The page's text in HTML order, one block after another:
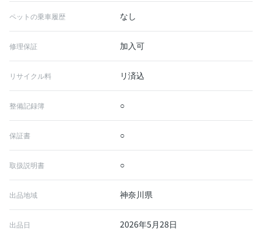
ペットの乗車履歴 なし
修理保証 加入可
リサイクル料 リ済込
整備記録簿 ○
保証書 ○
取扱説明書 ○
出品地域 神奈川県
出品日 2026年5月28日